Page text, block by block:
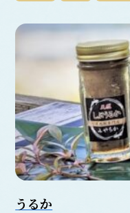
うるか